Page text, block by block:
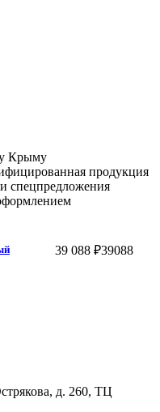
Крыму
продукция
спецпредложения
39 088 ₽39088
д. 260, ТЦ